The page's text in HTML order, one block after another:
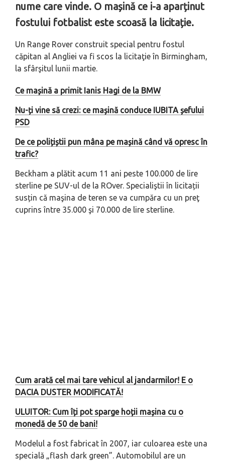
nume care vinde. O mașină ce i-a aparținut
fostului fotbalist este scoasă la licitație.
Un Range Rover construit special pentru fostul
căpitan al Angliei va fi scos la licitaţie în Birmingham,
la sfârşitul lunii martie.
Ce mașină a primit Ianis Hagi de la BMW
Nu-ți vine să crezi: ce mașină conduce IUBITA șefului
PSD
De ce polițiștii pun mâna pe mașină când vă opresc în
trafic?
Beckham a plătit acum 11 ani peste 100.000 de lire
sterline pe SUV-ul de la ROver. Specialiştii în licitații
susțin că maşina de teren se va cumpăra cu un preţ
cuprins între 35.000 şi 70.000 de lire sterline.
Cum arată cel mai tare vehicul al jandarmilor! E o
DACIA DUSTER MODIFICATĂ!
ULUITOR: Cum îți pot sparge hoții mașina cu o
monedă de 50 de bani!
Modelul a fost fabricat în 2007, iar culoarea este una
specială „flash dark green”. Automobilul are un